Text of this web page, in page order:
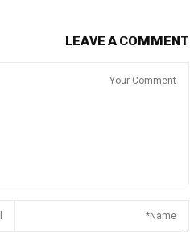
LEAVE A COMMENT